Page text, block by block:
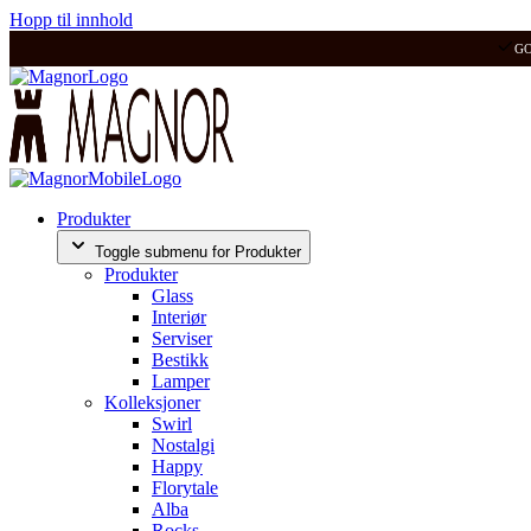
Hopp til innhold
Produkter
Toggle submenu for Produkter
Produkter
Glass
Interiør
Serviser
Bestikk
Lamper
Kolleksjoner
Swirl
Nostalgi
Happy
Florytale
Alba